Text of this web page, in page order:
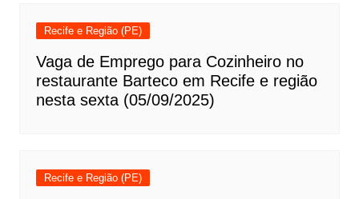
Recife e Região (PE)
Vaga de Emprego para Cozinheiro no
restaurante Barteco em Recife e região
nesta sexta (05/09/2025)
Recife e Região (PE)